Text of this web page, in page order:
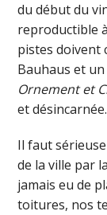
du début du
reproductible
pistes doivent
Bauhaus et
Ornement et
et désincarnée.
Il faut
de la ville par
jamais eu de
toitures, nos